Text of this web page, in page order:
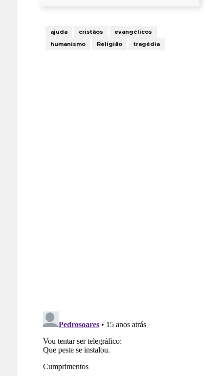
ajuda cristãos
evangélicos
humanismo
Religião tragédia